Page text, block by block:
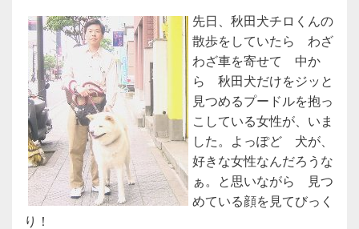
先日、秋田犬チロくんの
散歩をしていたら わざ
わざ車を寄せて 中か
ら 秋田犬だけをジッと
見つめるプードルを抱っ
こしている女性が、いま
した。よっぽど 犬が、
好きな女性なんだろうな
ぁ。と思いながら 見つ
めている顔を見てびっく
り！